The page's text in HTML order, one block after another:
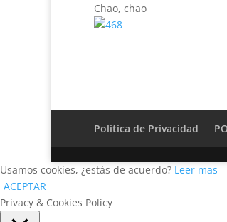
Chao, chao
Politica de Privacidad
Usamos cookies, ¿estás de acuerdo? Leer mas
ACEPTAR
Privacy & Cookies Policy